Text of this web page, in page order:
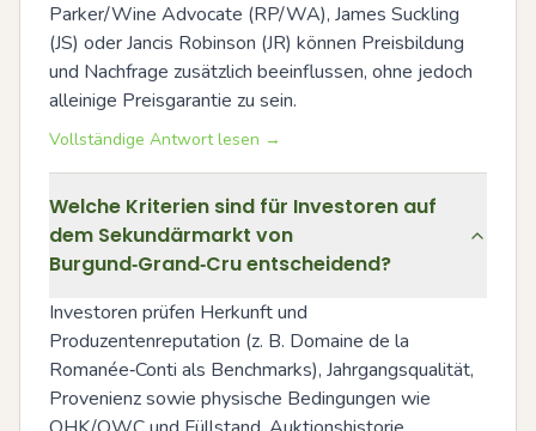
Parker/Wine Advocate (RP/WA), James Suckling
(JS) oder Jancis Robinson (JR) können Preisbildung
und Nachfrage zusätzlich beeinflussen, ohne jedoch
alleinige Preisgarantie zu sein.
Vollständige Antwort lesen →
Welche Kriterien sind für Investoren auf
dem Sekundärmarkt von
Burgund‑Grand‑Cru entscheidend?
Investoren prüfen Herkunft und
Produzentenreputation (z. B. Domaine de la
Romanée‑Conti als Benchmarks), Jahrgangsqualität,
Provenienz sowie physische Bedingungen wie